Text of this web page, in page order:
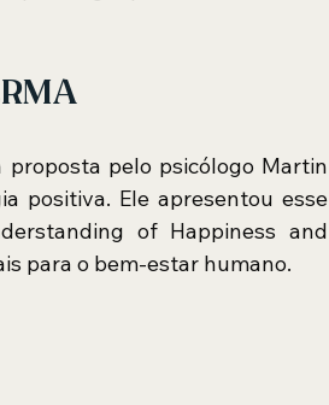
pelo psicólogo Martin
positiva. Ele apresentou esse
of Happiness and
para o bem-estar humano.